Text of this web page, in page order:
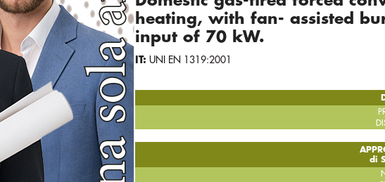
heating, with fan- assisted
input of 70 kW.
IT: UNI EN 1319:2001
di